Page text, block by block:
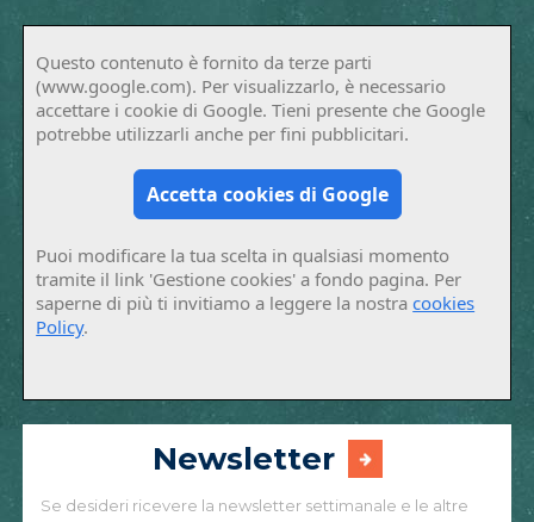
Questo contenuto è fornito da terze parti
(www.google.com). Per visualizzarlo, è necessario
accettare i cookie di Google. Tieni presente che Google
potrebbe utilizzarli anche per fini pubblicitari.
Accetta cookies di Google
Puoi modificare la tua scelta in qualsiasi momento
tramite il link 'Gestione cookies' a fondo pagina. Per
saperne di più ti invitiamo a leggere la nostracookies
Policy.
Newsletter
Se desideri ricevere la newsletter settimanale e le altre